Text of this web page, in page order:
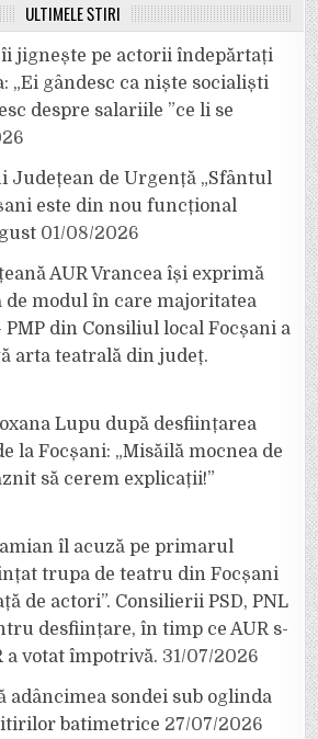
ULTIMELE ȘTIRI
jignește pe actorii îndepărtați
„Ei gândesc ca niște socialiști
despre salariile ”ce li se
Județean de Urgență „Sfântul
este din nou funcțional
01/08/2026
AUR Vrancea își exprimă
de modul în care majoritatea
PMP din Consiliul local Focșani a
arta teatrală din județ.
Lupu după desființarea
la Focșani: „Misăilă mocnea de
să cerem explicații!”
îl acuză pe primarul
trupa de teatru din Focșani
de actori”. Consilierii PSD, PNL
desființare, în timp ce AUR s-
a votat împotrivă. 31/07/2026
adâncimea sondei sub oglinda
batimetrice 27/07/2026